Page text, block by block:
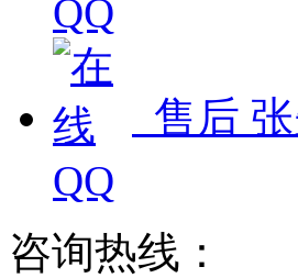
售后
咨询热线：